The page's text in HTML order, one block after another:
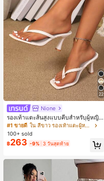
22
Nione
รองเท้าแตะส้นสูงแบบคีบสำหรับผู้หญิง
สไตล์คลาสสิก สีบล็อก สไตล์แฟรี่ฤดูร้อ
น ส้นเข็ม รองเท้าแตะแบบคีบ รองเท้าแ
ตะชายหาดแฟชั่นสายไขว้ รองเท้าผู้ห
ญิง สำหรับออฟฟิศ บ้าน กลางแจ้ง ดีไซ
น์หัวเหลี่ยม ชิคและหรูหรา สำหรับเดทไ
นท์
#1 ขายดี
ใน สีขาว รองเท้าแตะผู้หญิง
100+ sold
฿263 -9% 3 วันสุดท้าย